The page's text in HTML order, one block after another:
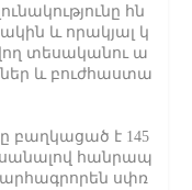
հն
և որակյալ կ
տեսականու ա
և բուժհաստա
բաղկացած է 145
հանրապ
սփռ